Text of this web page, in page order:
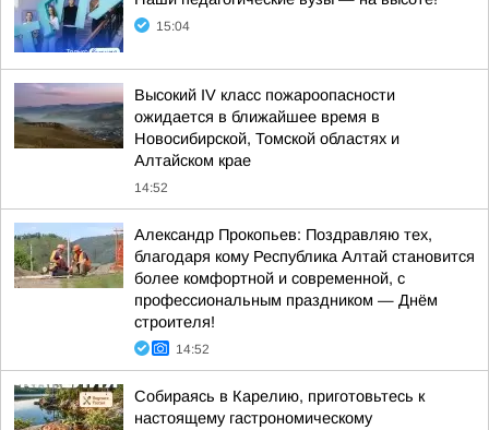
15:04
Высокий IV класс пожароопасности
ожидается в ближайшее время в
Новосибирской, Томской областях и
Алтайском крае
14:52
Александр Прокопьев: Поздравляю тех,
благодаря кому Республика Алтай становится
более комфортной и современной, с
профессиональным праздником — Днём
строителя!
14:52
Собираясь в Карелию, приготовьтесь к
настоящему гастрономическому